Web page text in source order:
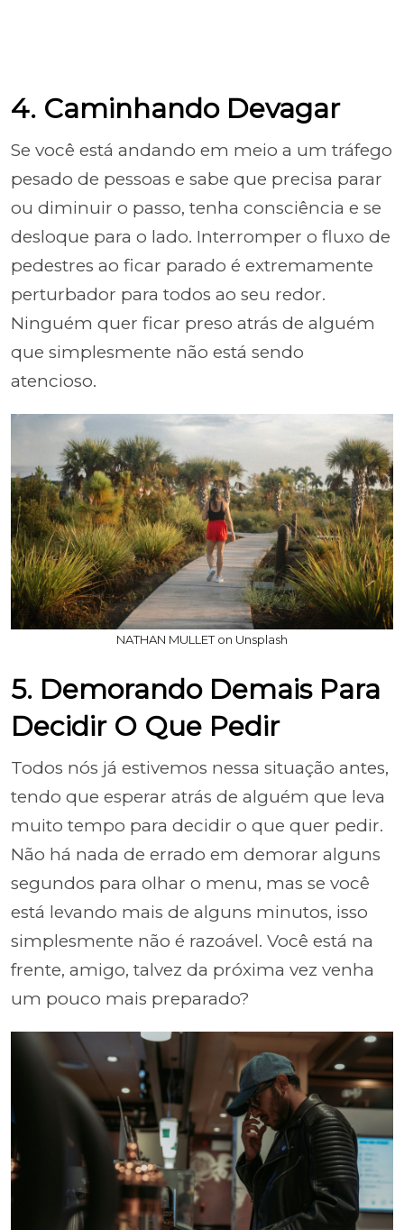
4. Caminhando Devagar
Se você está andando em meio a um tráfego
pesado de pessoas e sabe que precisa parar
ou diminuir o passo, tenha consciência e se
desloque para o lado. Interromper o fluxo de
pedestres ao ficar parado é extremamente
perturbador para todos ao seu redor.
Ninguém quer ficar preso atrás de alguém
que simplesmente não está sendo
atencioso.
NATHAN MULLET on Unsplash
5. Demorando Demais Para
Decidir O Que Pedir
Todos nós já estivemos nessa situação antes,
tendo que esperar atrás de alguém que leva
muito tempo para decidir o que quer pedir.
Não há nada de errado em demorar alguns
segundos para olhar o menu, mas se você
está levando mais de alguns minutos, isso
simplesmente não é razoável. Você está na
frente, amigo, talvez da próxima vez venha
um pouco mais preparado?